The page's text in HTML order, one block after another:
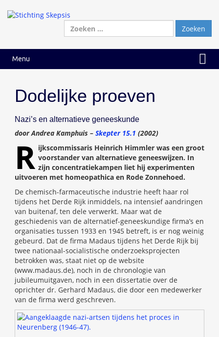
naar
naar
Zoeken
naar:
Menu
Dodelijke proeven
Nazi’s en alternatieve geneeskunde
door Andrea Kamphuis – Skepter 15.1 (2002)
R ijkscommissaris Heinrich Himmler was een groot
voorstander van alternatieve geneeswijzen. In
zijn concentratiekampen liet hij experimenten
uitvoeren met homeopathica en Rode Zonnehoed.
De chemisch-farmaceutische industrie heeft haar rol
tijdens het Derde Rijk inmiddels, na intensief aandringen
van buitenaf, ten dele verwerkt. Maar wat de
geschiedenis van de alternatief-geneeskundige firma’s en
organisaties tussen 1933 en 1945 betreft, is er nog weinig
gebeurd. Dat de firma Madaus tijdens het Derde Rijk bij
twee nationaal-socialistische onderzoeksprojecten
betrokken was, staat niet op de website
(www.madaus.de), noch in de chronologie van
jubileumuitgaven, noch in een dissertatie over de
oprichter dr. Gerhard Madaus, die door een medewerker
van de firma werd geschreven.